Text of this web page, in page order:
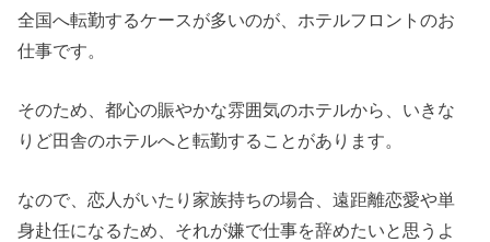
全国へ転勤するケースが多いのが、ホテルフロントのお
仕事です。
そのため、都心の賑やかな雰囲気のホテルから、いきな
りど田舎のホテルへと転勤することがあります。
なので、恋人がいたり家族持ちの場合、遠距離恋愛や単
身赴任になるため、それが嫌で仕事を辞めたいと思うよ